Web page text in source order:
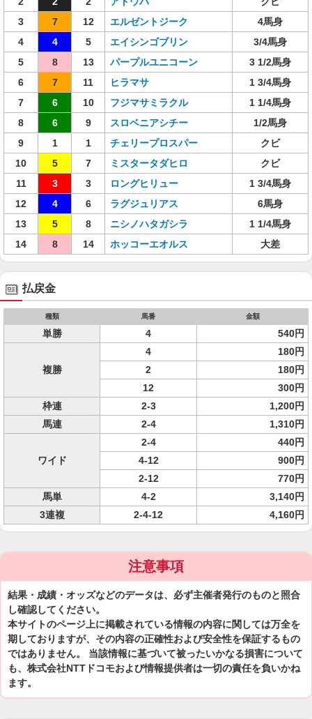
3
7 12 エルゼントジーク
4馬身
4
4 5 エイシンゴブリン
3/4馬身
5
8 13 パープルユニコーン
3 1/2馬身
6
7 11 ヒラマサ
1 3/4馬身
7
6 10 フジマサミラクル
1 1/4馬身
8
6 9 スロベニアシチー
1/2馬身
9
1 1 チェリープロスパー
クビ
10
5 7 ミスタータダヒロ
クビ
11
3 3 ロングヒリュー
1 3/4馬身
12
4 6 ラグジュリアス
6馬身
13
5 8 ニシノハタガシラ
1 1/4馬身
14
8 14 ホッコーエオルス 大差
払戻金
種類 馬番 金額
単勝 4 540円
複勝
4
180円
2
180円
12
300円
枠連
2-3
1,200円
馬連
2-4 1,310円
ワイド
2-4
440円
4-12
900円
2-12
770円
馬単
4-2
3,140円
3連複
2-4-12 4,160円
注意事項
結果・成績・オッズなどのデータは、必ず主催者発行のものと照合
し確認してください。
本サイトのページ上に掲載されている情報の内容に関しては万全を
期しておりますが、その内容の正確性および安全性を保証するもの
ではありません。 当該情報に基づいて被ったいかなる損害について
も、株式会社NTTドコモおよび情報提供者は一切の責任を負いかね
ます。